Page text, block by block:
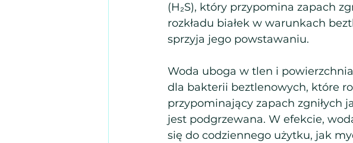
(H₂S), który przypomina zapach
rozkładu białek w warunkach
sprzyja jego powstawaniu.
Woda uboga w tlen i
dla bakterii beztlenowych, które
przypominający zapach zgniłych
jest podgrzewana. W efekcie,
się do codziennego użytku, jak